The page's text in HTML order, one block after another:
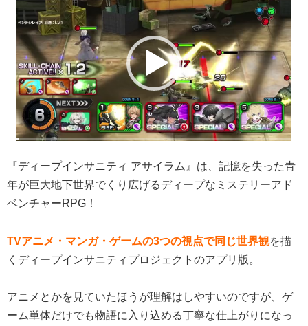
画
プ
レ
ー
ヤ
ー
『ディープインサニティ アサイラム』は、記憶を失った青
年が巨大地下世界でくり広げるディープなミステリーアド
ベンチャーRPG！
TVアニメ・マンガ・ゲームの3つの視点で同じ世界観を描
くディープインサニティプロジェクトのアプリ版。
アニメとかを見ていたほうが理解はしやすいのですが、ゲ
ーム単体だけでも物語に入り込める丁寧な仕上がりになっ